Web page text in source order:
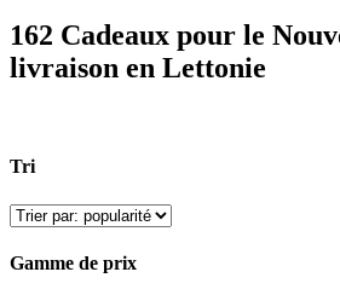
162 Cadeaux pour le
livraison en Lettonie
Tri
Gamme de prix